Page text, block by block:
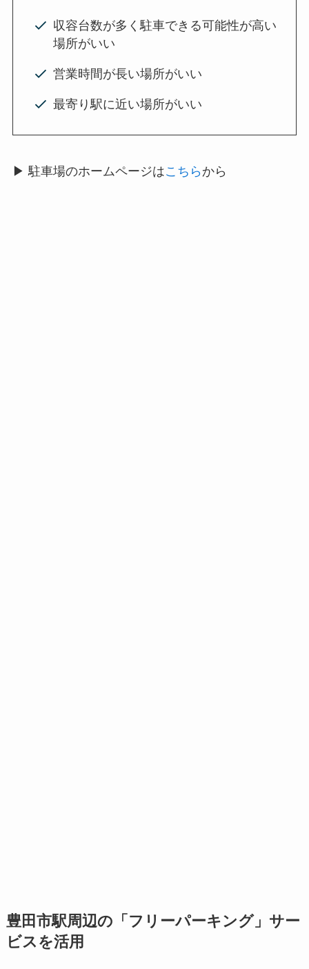
収容台数が多く駐車できる可能性が高い
場所がいい
営業時間が長い場所がいい
最寄り駅に近い場所がいい
▶ 駐車場のホームページはこちら から
豊田市駅周辺の「フリーパーキング」サー
ビスを活用